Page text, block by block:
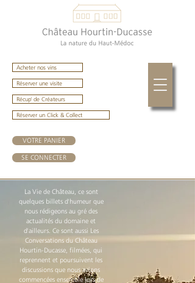
Acheter nos vins
Réserver une visite
Récup' de Créateurs
VOTRE PANIER
Réserver un Click & Collect
SE CONNECTER
La Vie de Château, ce sont
quelques billets d'humeur que
nous rédigeons au gré des
actualités du domaine et
d'ailleurs. Ce sont aussi Les
Conversations du Château
Hourtin-Ducasse, filmées, qui
reprennent et poursuivent les
discussions que nous avions
commencées ensemble lors de